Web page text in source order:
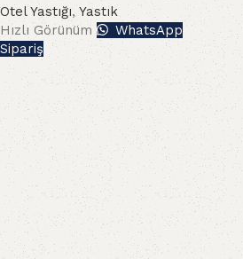
Otel Yastığı, Yastık
Hızlı Görünüm
WhatsApp
Sipariş
Read More